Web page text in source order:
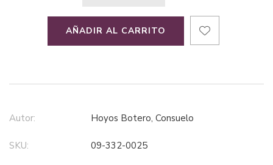
AÑADIR AL CARRITO
Autor: Hoyos Botero, Consuelo
SKU: 09-332-0025